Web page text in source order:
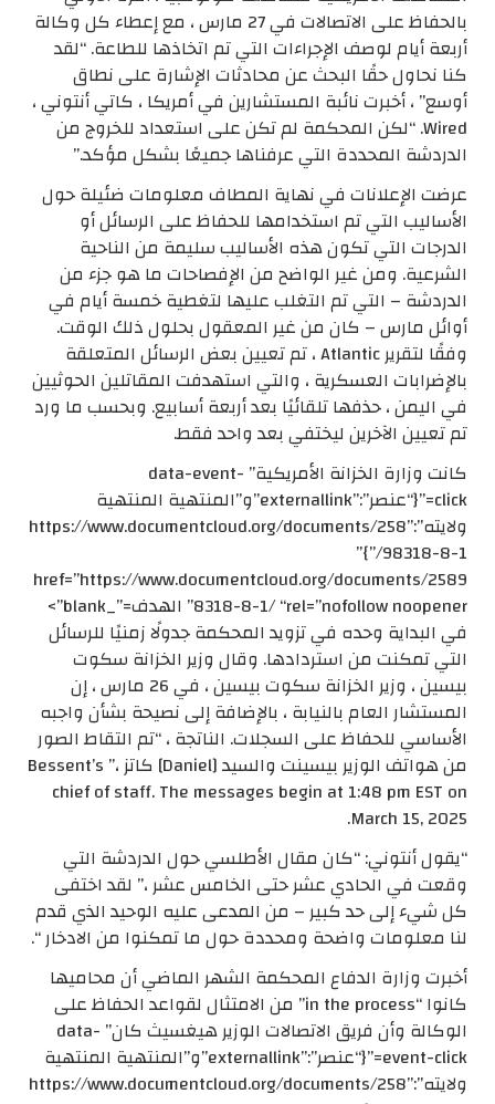
بالحفاظ على الاتصالات في 27 مارس ، مع إعطاء كل وكالة
أربعة أيام لوصف الإجراءات التي تم اتخاذها للطاعة. “لقد
كنا نحاول حقًا البحث عن محادثات الإشارة على نطاق
أوسع” ، أخبرت نائبة المستشارين في أمريكا ، كاتي أنتوني ،
Wired. “لكن المحكمة لم تكن على استعداد للخروج من
الدردشة المحددة التي عرفناها جميعًا بشكل مؤكد.”
عرضت الإعلانات في نهاية المطاف معلومات ضئيلة حول
الأساليب التي تم استخدامها للحفاظ على الرسائل أو
الدرجات التي تكون هذه الأساليب سليمة من الناحية
الشرعية. ومن غير الواضح من الإفصاحات ما هو جزء من
الدردشة – التي تم التغلب عليها لتغطية خمسة أيام في
أوائل مارس – كان من غير المعقول بحلول ذلك الوقت.
وفقًا لتقرير Atlantic ، تم تعيين بعض الرسائل المتعلقة
بالإضرابات العسكرية ، والتي استهدفت المقاتلين الحوثيين
في اليمن ، حذفها تلقائيًا بعد أربعة أسابيع. وبحسب ما ورد
تم تعيين الآخرين ليختفي بعد واحد فقط.
كانت وزارة الخزانة الأمريكية” data-event-
click=”{“عنصر”:”externallink”و”المنتهية المنتهية
ولايته”:”https://www.documentcloud.org/documents/258
98318-8-1/”}”
href=”https://www.documentcloud.org/documents/2589
8318-8-1/ “rel=”nofollow noopener” الهدف=”_blank”>
في البداية وحده في تزويد المحكمة جدولًا زمنيًا للرسائل
التي تمكنت من استردادها. وقال وزير الخزانة سكوت
بيسين ، وزير الخزانة سكوت بيسين ، في 26 مارس ، إن
المستشار العام بالنيابة ، بالإضافة إلى نصيحة بشأن واجبه
الأساسي للحفاظ على السجلات. الناتجة ، “تم التقاط الصور
من هواتف الوزير بيسينت والسيد [Daniel] كاتز ،” Bessent’s
chief of staff. The messages begin at 1:48 pm EST on
March 15, 2025.
“يقول أنتوني: “كان مقال الأطلسي حول الدردشة التي
وقعت في الحادي عشر حتى الخامس عشر ،” لقد اختفى
كل شيء إلى حد كبير – من المدعى عليه الوحيد الذي قدم
لنا معلومات واضحة ومحددة حول ما تمكنوا من الادخار “.
أخبرت وزارة الدفاع المحكمة الشهر الماضي أن محاميها
كانوا “in the process” من الامتثال لقواعد الحفاظ على
الوكالة وأن فريق الاتصالات الوزير هيغسيث كان” data-
event-click=”{“عنصر”:”externallink”و”المنتهية المنتهية
ولايته”:”https://www.documentcloud.org/documents/258